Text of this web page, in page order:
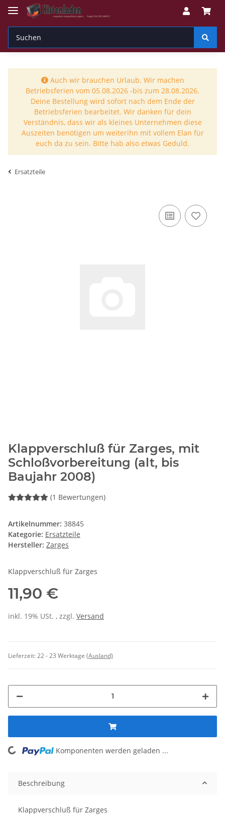
Auch wir brauchen Urlaub. Wir machen
Betriebsferien vom 05.08.2026 -bis zum 28.08.2026.
Deine Bestellung wird sofort nach dem Ende der
Betriebsferien bearbeitet. Wir danken für dein
Verständnis, dass wir als kleines Unternehmen diese
Auszeiten benötigen um weiterihn mit vollem Elan für
euch da zu sein. Bitte hab also etwas Geduld.
Ersatzteile
Klappverschluß für Zarges, mit
Schloßvorbereitung (alt, bis
Baujahr 2008)
(1 Bewertungen)
Artikelnummer: 38845
Kategorie: Ersatzteile
Hersteller: Zarges
Klappverschluß für Zarges
11,90 €
inkl. 19% USt. , zzgl. Versand
Lieferzeit:22 - 23 Werktage (Ausland)
Loading... Komponenten werden geladen ...
Beschreibung
Klappverschluß für Zarges